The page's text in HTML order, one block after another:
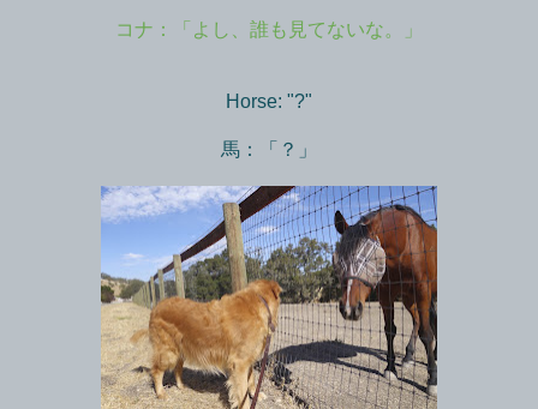
コナ：「よし、誰も見てないな。」
Horse: "?"
馬：「？」